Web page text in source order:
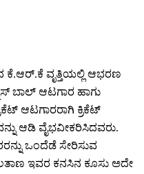
ಕೆ.ಆರ್.ಕೆ ವೃತ್ತಿಯಲ್ಲಿ ಆಭರಣ
ಬಾಲ್ ಆಟಗಾರ ಹಾಗು
ಆಟಗಾರರಾಗಿ ಕ್ರಿಕೆಟ್
ಆಡಿ ವೈಭವೀಕರಿಸಿದವರು.
ಒಂದೆಡೆ ಸೇರಿಸುವ
ಇವರ ಕನಸಿನ ಕೂಸು ಅದೇ